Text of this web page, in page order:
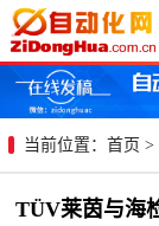
当前位置： 首页 >
TÜV莱茵与海